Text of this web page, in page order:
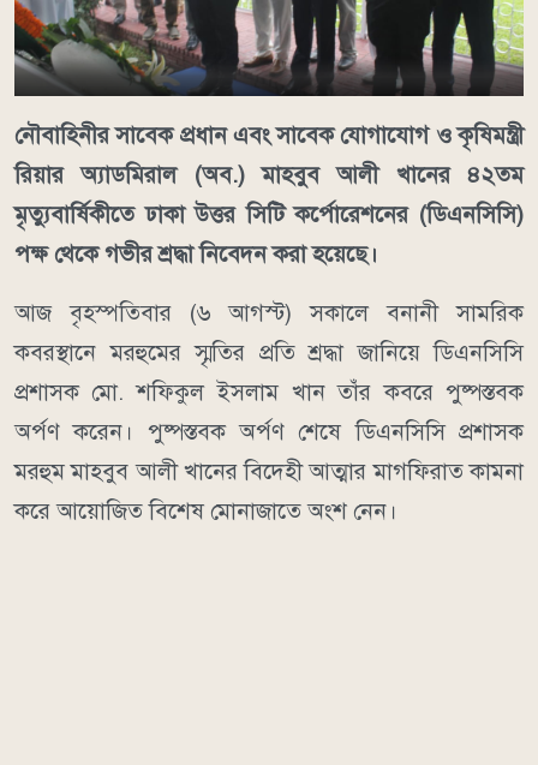
নৌবাহিনীর সাবেক প্রধান এবং সাবেক যোগাযোগ ও কৃষিমন্ত্রী
রিয়ার অ্যাডমিরাল (অব.) মাহবুব আলী খানের ৪২তম
মৃত্যুবার্ষিকীতে ঢাকা উত্তর সিটি কর্পোরেশনের (ডিএনসিসি)
পক্ষ থেকে গভীর শ্রদ্ধা নিবেদন করা হয়েছে।
আজ বৃহস্পতিবার (৬ আগস্ট) সকালে বনানী সামরিক
কবরস্থানে মরহুমের স্মৃতির প্রতি শ্রদ্ধা জানিয়ে ডিএনসিসি
প্রশাসক মো. শফিকুল ইসলাম খান তাঁর কবরে পুষ্পস্তবক
অর্পণ করেন। পুষ্পস্তবক অর্পণ শেষে ডিএনসিসি প্রশাসক
মরহুম মাহবুব আলী খানের বিদেহী আত্মার মাগফিরাত কামনা
করে আয়োজিত বিশেষ মোনাজাতে অংশ নেন।